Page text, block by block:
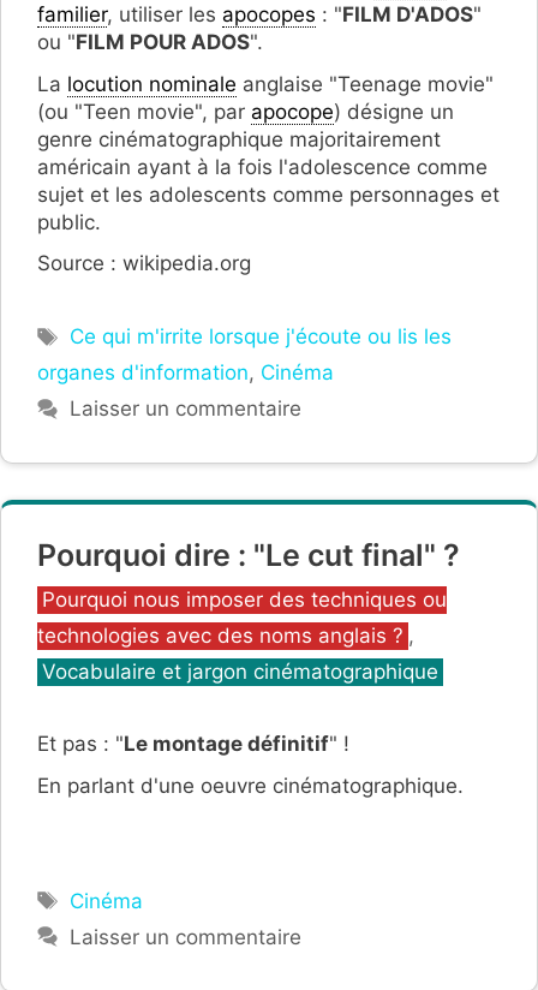
familier, utiliser les apocopes : "FILM D'ADOS"
ou "FILM POUR ADOS".
La locution nominale anglaise "Teenage movie"
(ou "Teen movie", par apocope) désigne un
genre cinématographique majoritairement
américain ayant à la fois l'adolescence comme
sujet et les adolescents comme personnages et
public.
Source : wikipedia.org
Étiquettes
Ce qui m'irrite lorsque j'écoute ou lis les
organes d'information, Cinéma
Laisser un commentaire
Pourquoi dire : "Le cut final" ?
Catégories
Pourquoi nous imposer des techniques ou
technologies avec des noms anglais ? ,
Vocabulaire et jargon cinématographique
Et pas : "Le montage définitif" !
En parlant d'une oeuvre cinématographique.
Étiquettes
Cinéma
Laisser un commentaire